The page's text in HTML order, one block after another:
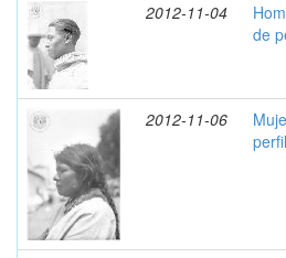
2012-11-04
de
2012-11-06